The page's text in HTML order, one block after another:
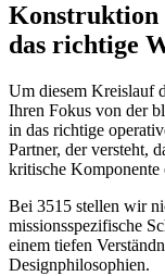
Konstruktion
das richtige
Um diesem Kreislauf
Ihren Fokus von der
in das richtige
Partner, der versteht,
kritische Komponente
Bei 3515 stellen wir
missionsspezifische
einem tiefen
Designphilosophien.